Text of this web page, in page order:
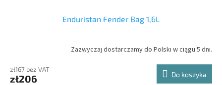
Enduristan Fender Bag 1,6L
Zazwyczaj dostarczamy do Polski w ciągu 5 dni.
zł167 bez VAT
zł206 Do koszyka